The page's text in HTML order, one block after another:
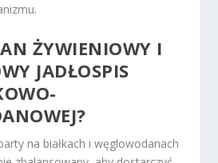
ŻYWIENIOWY I
JADŁOSPIS
na białkach i węglowodanach